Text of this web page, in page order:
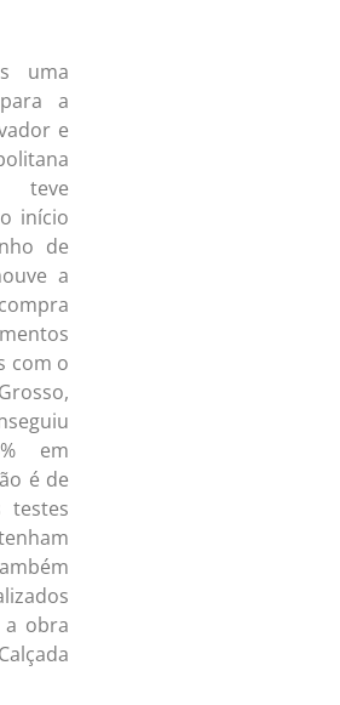
uma
a
e
teve
início
de
a
com o
em
é de
testes
a obra